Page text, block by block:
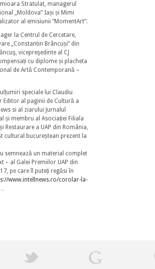
Stratulat, managerul
„Moldova” Iași și Mimi
al emisiunii ”MomentArt”.
la Centrul de Cercetare,
„Constantin Brâncuși” din
vicepreşedinte al CJ
cu diplome și placheta
de Artă Contemporană –
speciale lui Claudiu
Editor al paginii de Cultură a
si al ziarului Jurnalul
și membru al Asociației Filiala
Restaurare a UAP din România,
cultural bucureștean prezent la
semnează un material complet
– al Galei Premiilor UAP din
pe care îl puteți regăsi în
www.intellnews.ro/corolar-la-